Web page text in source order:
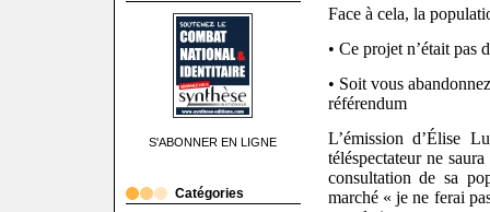
S'ABONNER EN LIGNE
Catégories
Face à cela, la
• Ce projet n’était pas
• Soit vous
référendum
L’émission d’Élise
téléspectateur ne
consultation de sa
marché « je ne ferai